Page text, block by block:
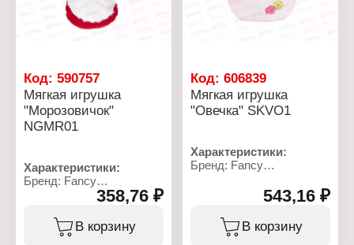
Код: 590757
Мягкая игрушка
"Морозовичок"
NGMR01
Характеристики:
Бренд: Fancy
Артикул: NGMR01
Тип товара: Мягкая
игрушка
Модель: "Морозовичок"
358,76 ₽
В корзину
Код:606839
Мягкая игрушка
"Овечка" SKVO1
Характеристики:
Бренд: Fancy
Тип товара: Мягкая
Вариация: подушка
Модель: "Овечка"
543,16 ₽
В корзину